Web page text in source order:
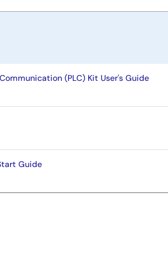
(PLC) Kit User's Guide
Guide